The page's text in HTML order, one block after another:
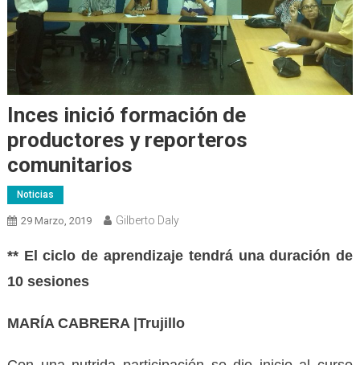
Inces inició formación de
productores y reporteros
comunitarios
Noticias
29 Marzo, 2019 Gilberto Daly
** El ciclo de aprendizaje tendrá una duración de
10 sesiones
MARÍA CABRERA |Trujillo